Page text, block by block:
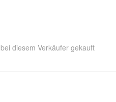
diesem Verkäufer gekauft